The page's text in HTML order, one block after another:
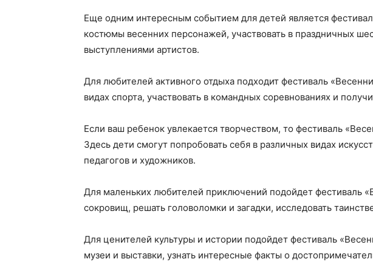
Еще одним интересным событием для детей является
костюмы весенних персонажей, участвовать в праздничных
выступлениями артистов.
Для любителей активного отдыха подходит фестиваль
видах спорта, участвовать в командных соревнованиях и
Если ваш ребенок увлекается творчеством, то фестиваль
Здесь дети смогут попробовать себя в различных видах
педагогов и художников.
Для маленьких любителей приключений подойдет фестиваль
сокровищ, решать головоломки и загадки, исследовать
Для ценителей культуры и истории подойдет фестиваль
музеи и выставки, узнать интересные факты о